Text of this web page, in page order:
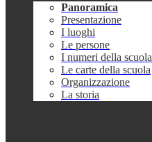
Panoramica
Presentazione
I luoghi
Le persone
I numeri della scuola
Le carte della scuola
Organizzazione
La storia